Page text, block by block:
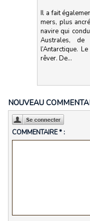
Il a fait
mers, plus
navire qui
Australes,
l’Antarctique.
rêver. De...
NOUVEAU
COMMENTAIRE * :